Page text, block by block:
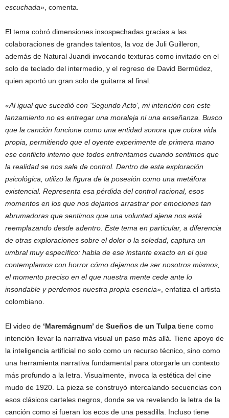
escuchada», comenta.
El tema cobró dimensiones insospechadas gracias a las
colaboraciones de grandes talentos, la voz de Juli Guilleron,
además de Natural Juandi invocando texturas como invitado en el
solo de teclado del intermedio, y el regreso de David Bermúdez,
quien aportó un gran solo de guitarra al final.
«Al igual que sucedió con ‘Segundo Acto’, mi intención con este
lanzamiento no es entregar una moraleja ni una enseñanza. Busco
que la canción funcione como una entidad sonora que cobra vida
propia, permitiendo que el oyente experimente de primera mano
ese conflicto interno que todos enfrentamos cuando sentimos que
la realidad se nos sale de control. Dentro de esta exploración
psicológica, utilizo la figura de la posesión como una metáfora
existencial. Representa esa pérdida del control racional, esos
momentos en los que nos dejamos arrastrar por emociones tan
abrumadoras que sentimos que una voluntad ajena nos está
reemplazando desde adentro. Este tema en particular, a diferencia
de otras exploraciones sobre el dolor o la soledad, captura un
umbral muy específico: habla de ese instante exacto en el que
contemplamos con horror cómo dejamos de ser nosotros mismos,
el momento preciso en el que nuestra mente cede ante lo
insondable y perdemos nuestra propia esencia», enfatiza el artista
colombiano.
El video de ‘Maremágnum’ de Sueños de un Tulpa tiene como
intención llevar la narrativa visual un paso más allá. Tiene apoyo de
la inteligencia artificial no solo como un recurso técnico, sino como
una herramienta narrativa fundamental para otorgarle un contexto
más profundo a la letra. Visualmente, invoca la estética del cine
mudo de 1920. La pieza se construyó intercalando secuencias con
esos clásicos carteles negros, donde se va revelando la letra de la
canción como si fueran los ecos de una pesadilla. Incluso tiene